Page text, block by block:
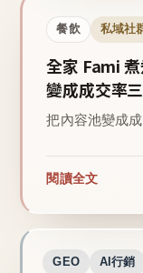
餐飲 私域社
全家 Fami
變成成交率
把內容池變成
閱讀全文
GEO AI行銷